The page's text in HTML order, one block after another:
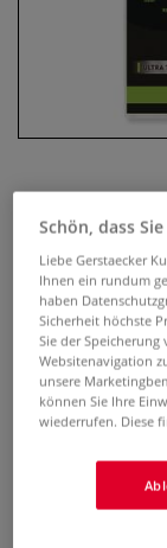
Ultra-
Die ultra-
und
Passepartouts,
Formaten.
Schön, dass
Liebe Gerstaecker
Ihnen ein rundum
haben
Sicherheit höchste
Sie der
Websitenavigation
unsere
können Sie Ihre
wiederrufen. Diese